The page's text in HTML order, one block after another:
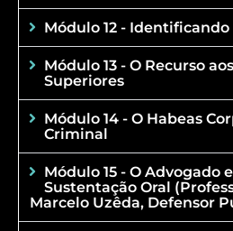
Módulo 12 -
Módulo 13 - O Recurso
Superiores
Módulo 14 - O Habeas
Criminal
Módulo 15 - O Advogado
Sustentação Oral
Marcelo Uzêda, Defensor